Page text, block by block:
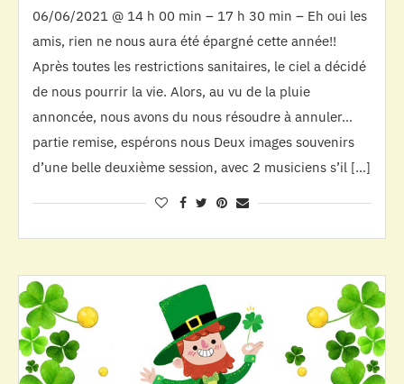
06/06/2021 @ 14 h 00 min – 17 h 30 min – Eh oui les
amis, rien ne nous aura été épargné cette année!!
Après toutes les restrictions sanitaires, le ciel a décidé
de nous pourrir la vie. Alors, au vu de la pluie
annoncée, nous avons du nous résoudre à annuler…
partie remise, espérons nous Deux images souvenirs
d’une belle deuxième session, avec 2 musiciens s’il […]